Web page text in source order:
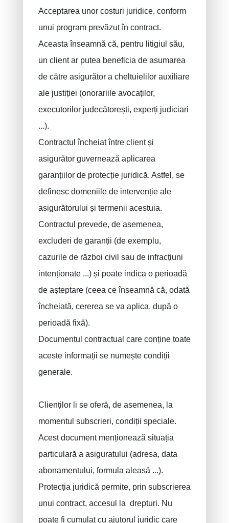
Acceptarea unor costuri juridice, conform
unui program prevăzut în contract.
Aceasta înseamnă că, pentru litigiul său,
un client ar putea beneficia de asumarea
de către asigurător a cheltuielilor auxiliare
ale justiției (onorariile avocaților,
executorilor judecătorești, experți judiciari
...).
Contractul încheiat între client și
asigurător guvernează aplicarea
garanțiilor de protecție juridică. Astfel, se
definesc domeniile de intervenție ale
asigurătorului și termenii acestuia.
Contractul prevede, de asemenea,
excluderi de garanții (de exemplu,
cazurile de război civil sau de infracțiuni
intenționate ...) și poate indica o perioadă
de așteptare (ceea ce înseamnă că, odată
încheiată, cererea se va aplica. după o
perioadă fixă).
Documentul contractual care conține toate
aceste informații se numește condiții
generale.
Clienților li se oferă, de asemenea, la
momentul subscrieri, condiții speciale.
Acest document menționează situația
particulară a asiguratului (adresa, data
abonamentului, formula aleasă ...).
Protecția juridică permite, prin subscrierea
unui contract, accesul la drepturi. Nu
poate fi cumulat cu ajutorul juridic care